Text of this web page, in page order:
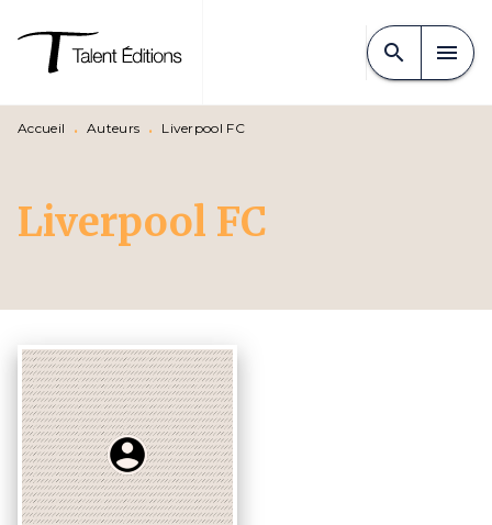
MENU CONTENU
PIED DE PAGE
search menu
Accueil • Auteurs • Liverpool FC
Liverpool FC